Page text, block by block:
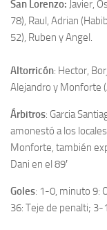
San Lorenzo: Javier,
78), Raul, Adrian
52), Ruben y Angel.
Altorricón: Hector,
Alejandro y Monforte
Árbitros: Garcia
amonestó a los
Monforte, también
Dani en el 89′
Goles: 1-0, minuto 9:
36: Teje de penalti;